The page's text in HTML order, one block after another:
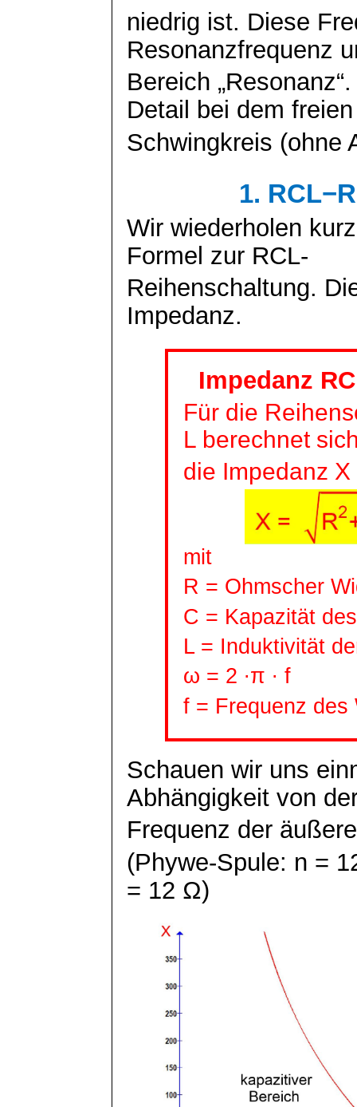
niedrig ist. Diese
Resonanzfrequenz
Bereich
Detail bei dem freien
Schwingkreis (ohne
1.
Wir wiederholen
Formel zur RCL-
Reihenschaltung.
Impedanz.
Impedanz
Für die
L berechnet
die Impedanz
mit
R = Ohmscher
C = Kapazität
L = Induktivität
ω = 2 ∙π ∙ f
f = Frequenz des
Schauen wir uns
Abhängigkeit von
Frequenz der
(Phywe-Spule: n =
= 12 Ω)